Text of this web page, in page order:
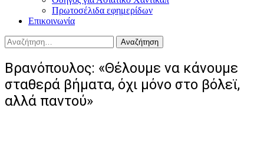
Πρωτοσέλιδα εφημερίδων
Επικοινωνία
Αναζήτηση
για:
Βρανόπουλος: «Θέλουμε να κάνουμε
σταθερά βήματα, όχι μόνο στο βόλεϊ,
αλλά παντού»